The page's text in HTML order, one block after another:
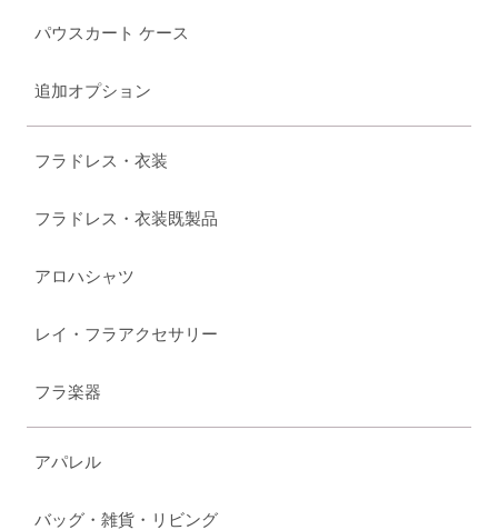
パウスカート ケース
追加オプション
フラドレス・衣装
フラドレス・衣装既製品
アロハシャツ
レイ・フラアクセサリー
フラ楽器
アパレル
バッグ・雑貨・リビング